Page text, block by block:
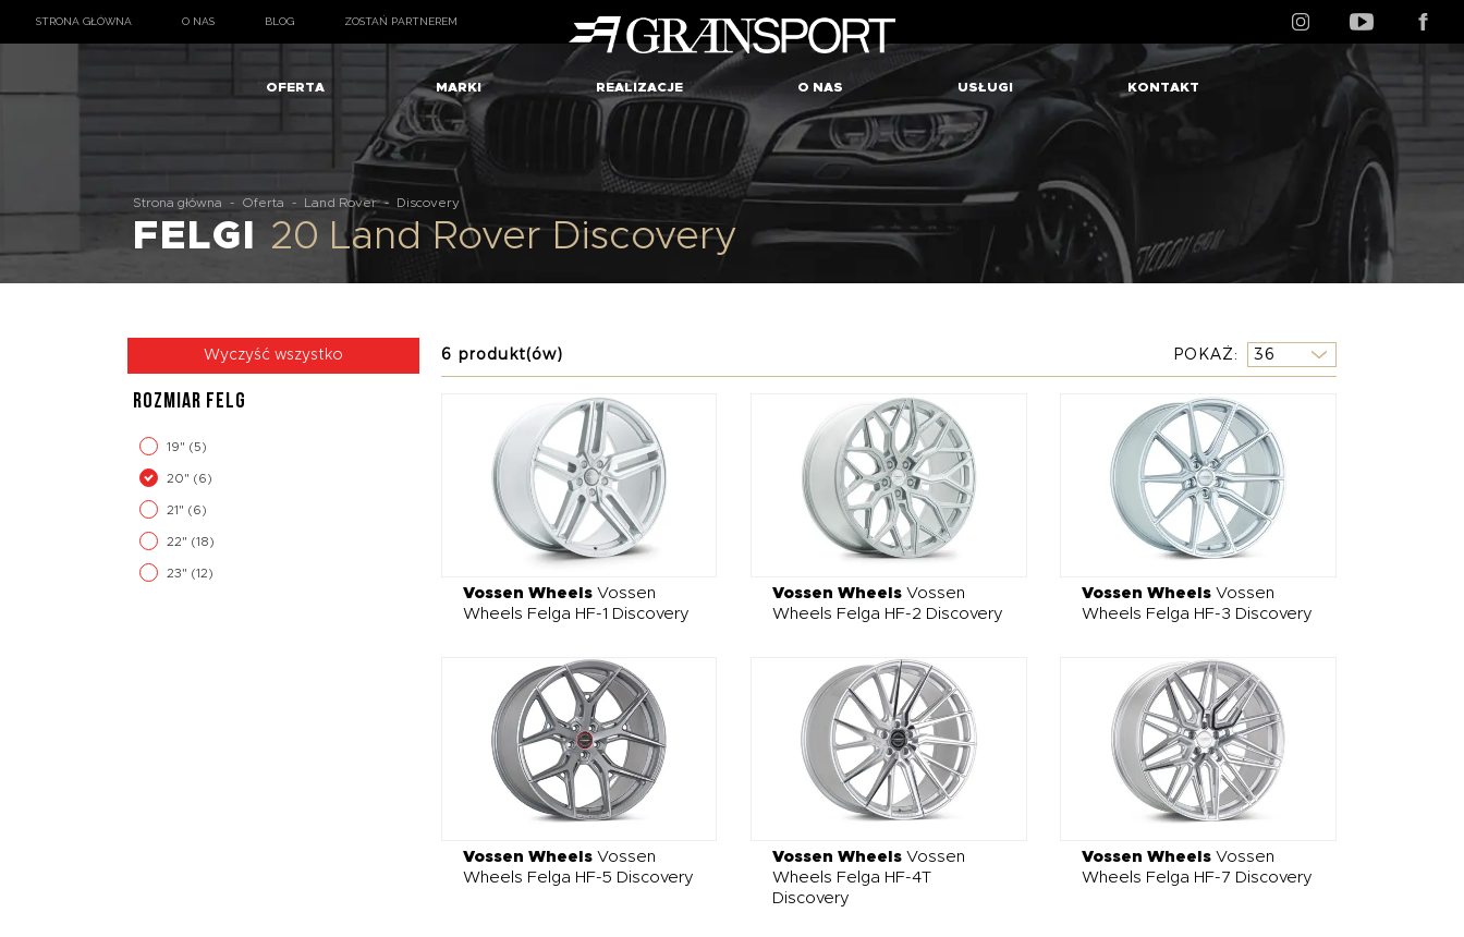
STRONA GŁÓWNA O NAS BLOG ZOSTAŃ PARTNEREM
OFERTA MARKI REALIZACJE O NAS USŁUGI KONTAKT
Strona główna - Oferta - Land Rover - Discovery
FELGI 20 Land Rover Discovery
Wyczyść wszystko
ROZMIAR FELG
19" (5)
20" (6)
21" (6)
22" (18)
23" (12)
6 produkt(ów) POKAŻ
Vossen WheelsVossen
Wheels Felga HF-1 Discovery
Vossen WheelsVossen
Wheels Felga HF-2 Discovery
Vossen Wheels Vossen
Wheels Felga HF-3 Discovery
Vossen WheelsVossen
Wheels Felga HF-5 Discovery
Vossen WheelsVossen
Wheels Felga HF-4T
Discovery
Vossen Wheels Vossen
Wheels Felga HF-7 Discovery